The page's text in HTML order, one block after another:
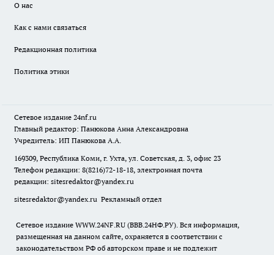
О нас
Как с нами связаться
Редакционная политика
Политика этики
Сетевое издание 24nf.ru
Главный редактор: Панюкова Анна Александровна
Учредитель: ИП Панюкова А.А.
169309, Республика Коми, г. Ухта, ул. Советская, д. 3, офис 23
Телефон редакции: 8(8216)72-18-18, электронная почта
редакции: sitesredaktor@yandex.ru
sitesredaktor@yandex.ru Рекламный отдел
Сетевое издание WWW.24NF.RU (ВВВ.24НФ.РУ). Вся информация,
размещенная на данном сайте, охраняется в соответствии с
законодательством РФ об авторском праве и не подлежит